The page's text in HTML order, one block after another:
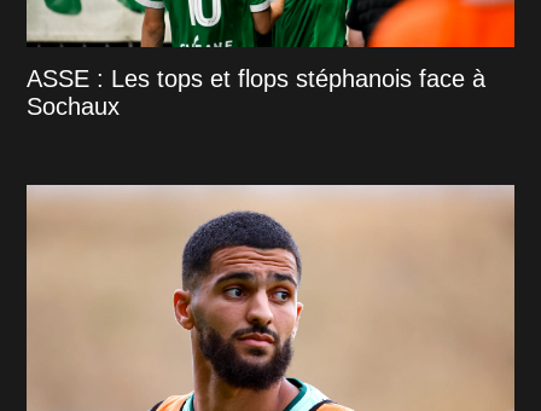
ASSE : Les tops et flops stéphanois face à
Sochaux